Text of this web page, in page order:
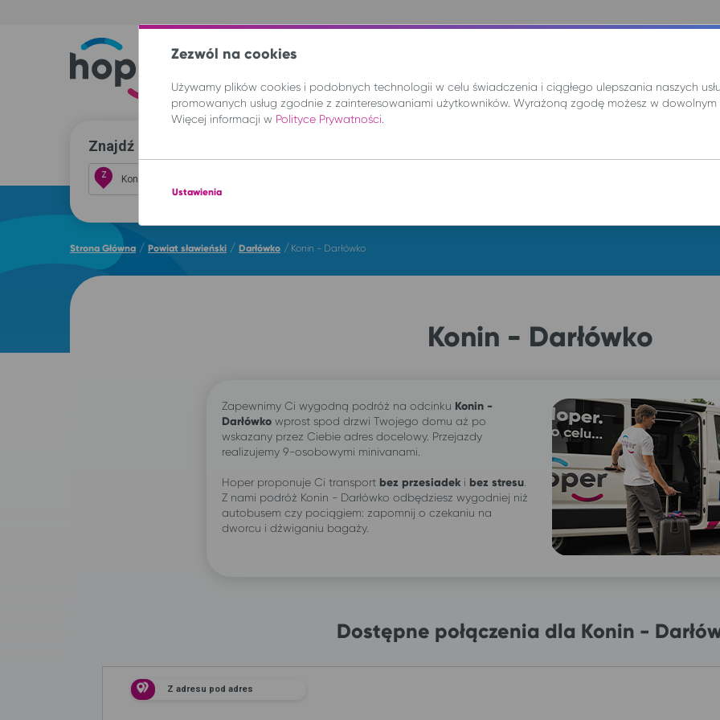
Znajdź przejazd i kup bilet
Z
Strona Główna / Powiat sławieński / Darłówko /Konin - Darłówko
Konin - Darłówko
Zapewnimy Ci wygodną podróż na odcinku Konin -
Darłówko wprost spod drzwi Twojego domu aż po
wskazany przez Ciebie adres docelowy. Przejazdy
realizujemy 9-osobowymi minivanami.
Hoper proponuje Ci transport bez przesiadek i bez stresu
Z nami podróż Konin - Darłówko odbędziesz wygodniej niż
autobusem czy pociągiem: zapomnij o czekaniu na
dworcu i dźwiganiu bagaży.
Dostępne połączenia dla Konin -
Z adresu pod adres
Zezwól na cookies
Używamy plików cookies i podobnych technologii w celu świadczenia i ciągłego ulepszania naszych
promowanych usług zgodnie z zainteresowaniami użytkowników. Wyrażoną zgodę możesz w
Więcej informacji w Polityce Prywatności
Ustawienia